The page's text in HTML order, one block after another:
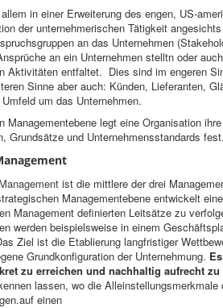
in einer Erweiterung des engen, US-
der unternehmerischen Tätigkeit
an das Unternehmen
an ein Unternehmen stelltn oder
Aktivitäten entfaltet. Dies sind im engeren
Sinne aber auch: Künden, Lieferanten,
um das Unternehmen.
Managementebene legt eine Organisation
Grundsätze und Unternehmensstandards fest.
ist die mittlere der drei
Managementebene entwickelt
Management definierten Leitsätze zu
werden beispielsweise in einem
Ziel ist die Etablierung langfristiger
Grundkonfiguration der Unternehmung.
zu erreichen und nachhaltig aufrecht zu
lassen, wo die
einen